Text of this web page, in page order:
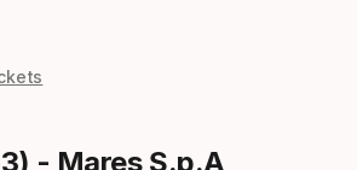
- Mares S.p.A